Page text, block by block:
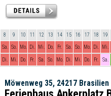
8 9 10 11 12 13 14 15 16 17 18 19
Sa. So. Mo. Di. Mi. Do. Fr. Sa. So. Mo. Di. Mi.
Di. Mi. Do. Fr. Sa. So. Mo. Di. Mi. Do. Fr. Sa.
Möwenweg 35, 24217 Brasilien